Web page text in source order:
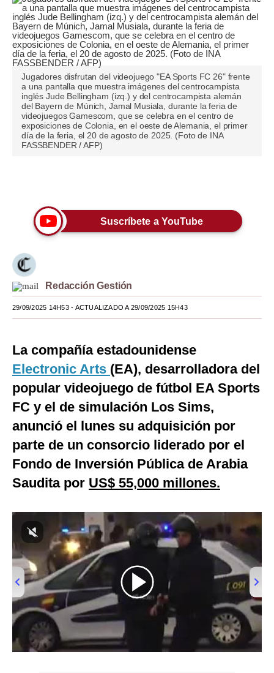
Pregunta de hoy
Blogs
Tendencias
Lujo
Viajes
Moda
EEUU
México
Internacional
Mix
G de Gestión
Notas Contratadas
Gestión TV
Videos
gestion.pe
¿quiénes
Somos?
Términos
Y
Condiciones
Política
Jugadores disfrutan del videojuego "EA Sports FC 26" frente
a una pantalla que muestra imágenes del centrocampista
inglés Jude Bellingham (izq.) y del centrocampista alemán
del Bayern de Múnich, Jamal Musiala, durante la feria de
videojuegos Gamescom, que se celebra en el centro de
exposiciones de Colonia, en el oeste de Alemania, el primer
día de la feria, el 20 de agosto de 2025. (Foto de INA
FASSBENDER / AFP)
Suscríbete a YouTube
Redacción Gestión
29/09/2025 14H53- ACTUALIZADO A 29/09/2025 15H43
La compañía estadounidense
Electronic Arts (EA), desarrolladora del
popular videojuego de fútbol EA Sports
FC y el de simulación Los Sims,
anunció el lunes su adquisición por
parte de un consorcio liderado por el
Fondo de Inversión Pública de Arabia
Saudita por US$ 55,000 millones.
00:00/01:02